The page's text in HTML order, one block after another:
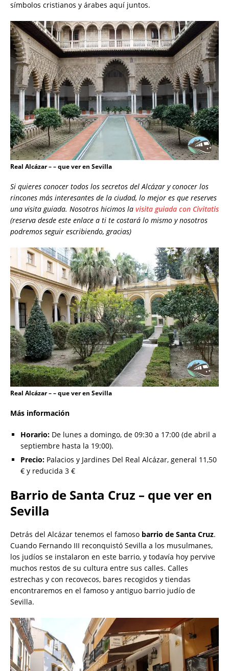
símbolos cristianos y árabes aquí juntos.
Real Alcázar – – que ver en Sevilla
Si quieres conocer todos los secretos del Alcázar y conocer los
rincones más interesantes de la ciudad, lo mejor es que reserves
una visita guiada. Nosotros hicimos la visita guiada con Civitatis
(reserva desde este enlace a ti te costará lo mismo y nosotros
podremos seguir escribiendo, gracias)
Real Alcázar – – que ver en Sevilla
Más información
Horario: De lunes a domingo, de 09:30 a 17:00 (de abril a
septiembre hasta la 19:00).
Precio: Palacios y Jardines Del Real Alcázar, general 11,50
€ y reducida 3 €
Barrio de Santa Cruz – que ver en
Sevilla
Detrás del Alcázar tenemos el famoso barrio de Santa Cruz.
Cuando Fernando III reconquistó Sevilla a los musulmanes,
los judíos se instalaron en este barrio, y todavía hoy pervive
muchos restos de su cultura entre sus calles. Calles
estrechas y con recovecos, bares recogidos y tiendas
encontraremos en el famoso y antiguo barrio judío de
Sevilla.